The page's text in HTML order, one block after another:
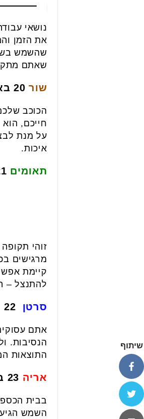
נושאי
את הזמן
שהשמש
שאתם
שור 20 באפריל עד 20 במאי
הכוכב
חייכם,
על מנת
איכות.
תאומים 21 במאי
זוהי
מרגישים
קיימת
להתנצל –
סרטן
אתם
הנסיבות.
התוצאות
אריה
בבית
השמש
שיתוף